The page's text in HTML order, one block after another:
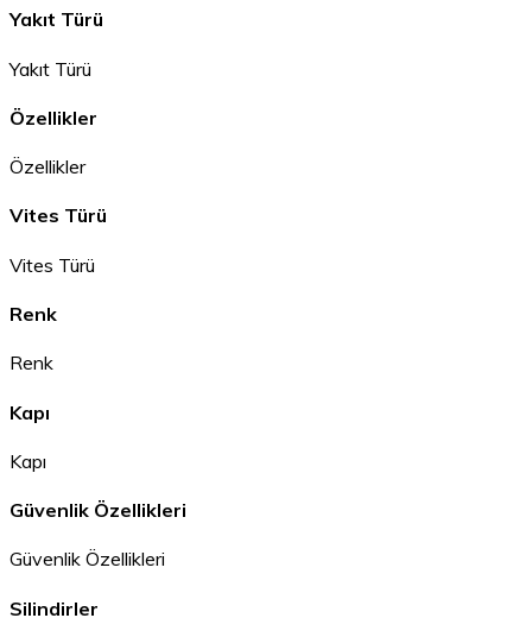
Yakıt Türü
Yakıt Türü
Özellikler
Özellikler
Vites Türü
Vites Türü
Renk
Renk
Kapı
Kapı
Güvenlik Özellikleri
Güvenlik Özellikleri
Silindirler